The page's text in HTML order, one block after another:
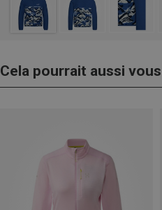
Cela pourrait aussi